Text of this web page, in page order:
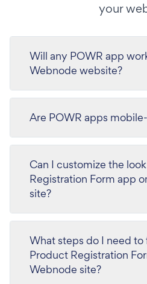
your
Will any POWR app
Webnode website?
Are POWR apps
Can I customize the
Registration Form app on my Webnode
site?
What steps do I need
Product Registration Form to
Webnode site?